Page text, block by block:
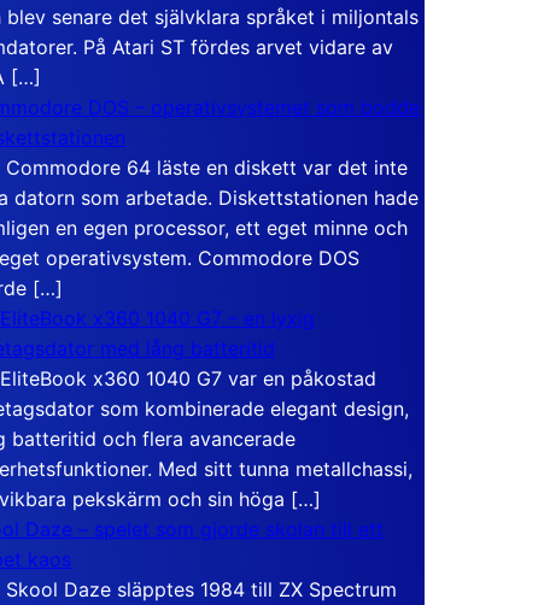
blev senare det självklara språket i miljontals
På Atari ST fördes arvet vidare av
[…]
DOS – operativsystemet som bodde
Commodore 64 läste en diskett var det inte
datorn som arbetade. Diskettstationen hade
en egen processor, ett eget minne och
operativsystem. Commodore DOS
[…]
x360 1040 G7 – en lyxig
med lång batteritid
x360 1040 G7 var en påkostad
som kombinerade elegant design,
batteritid och flera avancerade
Med sitt tunna metallchassi,
pekskärm och sin höga […]
Daze – spelet som gjorde skolan till ett
kaos
Skool Daze släpptes 1984 till ZX Spectrum